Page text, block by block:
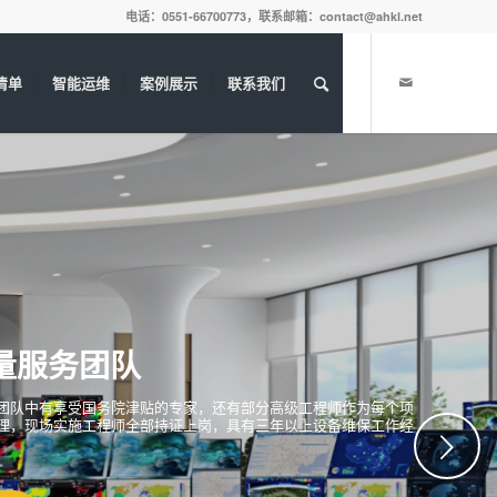
电话：0551-66700773，联系邮箱：contact@ahkl.net
单 智能运维 案例展示 联系我们
下一页